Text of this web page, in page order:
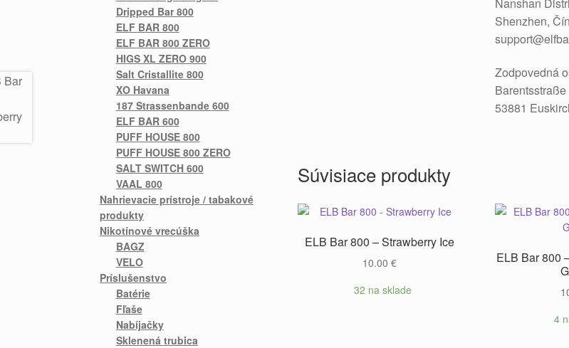
Shenzhen,
Zodpovedná
Barentsstraße
53881
Súvisiace produkty
ELB Bar 800 – Strawberry Ice
10.00€
32 na sklade
ELB Bar 800
4
Dripped Bar 800
ELF BAR 800
ELF BAR 800 ZERO
HIGS XL ZERO 900
Salt Cristallite 800
XO Havana
187 Strassenbande 600
ELF BAR 600
PUFF HOUSE 800
PUFF HOUSE 800 ZERO
SALT SWITCH 600
VAAL 800
Nahrievacie prístroje / tabakové
produkty
Nikotínové vrecúška
BAGZ
VELO
Príslušenstvo
Batérie
Fľaše
Nabíjačky
Sklenená trubica